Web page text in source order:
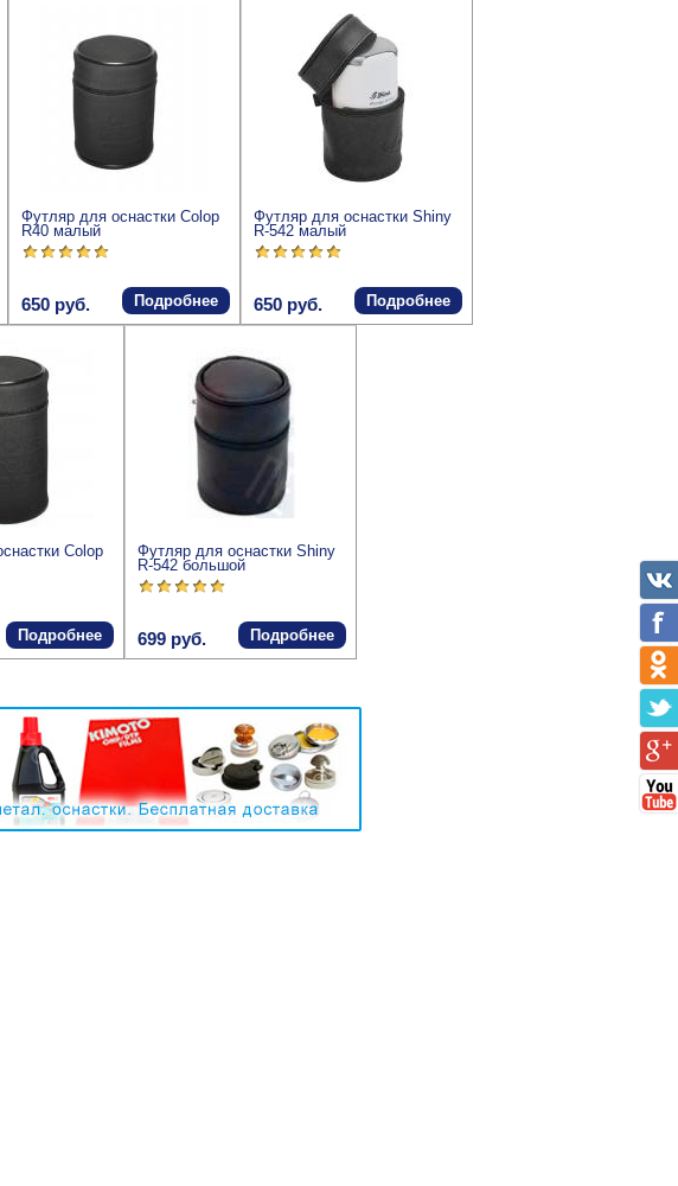
Футляр для оснастки Colop
R40 малый
650 руб. Подробнее
Футляр для оснастки Shiny
R-542 малый
650 руб. Подробнее
Colop
Подробнее
Футляр для оснастки Shiny
R-542 большой
699 руб. Подробнее